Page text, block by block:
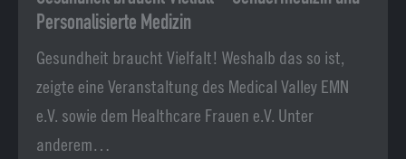
Personalisierte Medizin
Gesundheit braucht Vielfalt! Weshalb das so ist,
zeigte eine Veranstaltung des Medical Valley EMN
e.V. sowie dem Healthcare Frauen e.V. Unter
anderem…